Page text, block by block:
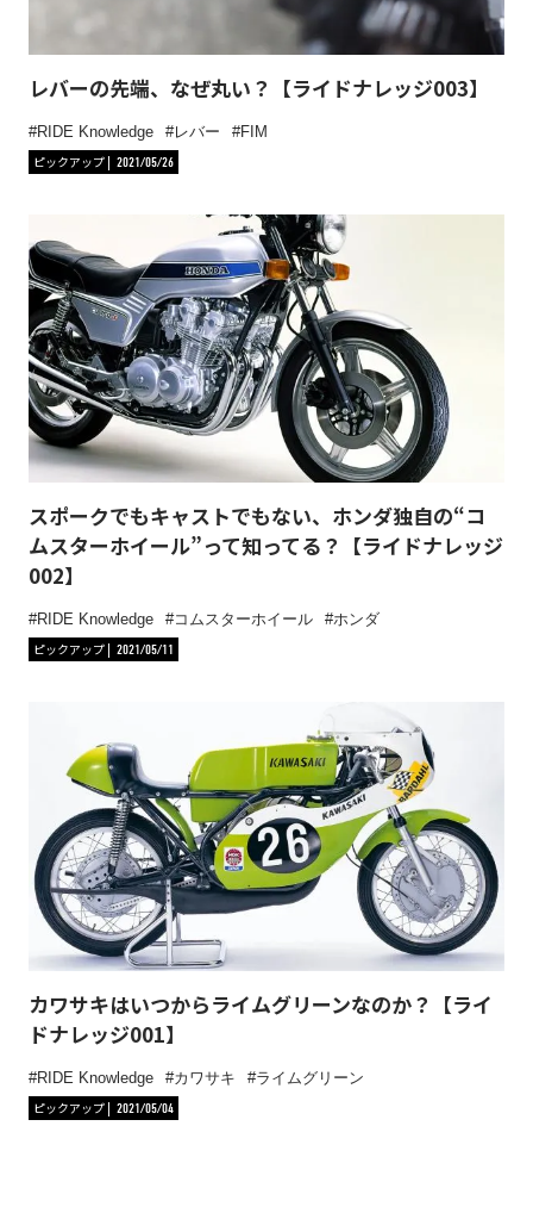
レバーの先端、なぜ丸い？【ライドナレッジ003】
RIDE Knowledge レバー
FIM
ピックアップ
2021/05/26
スポークでもキャストでもない、ホンダ独自の“コ
ムスターホイール”って知ってる？【ライドナレッジ
002】
RIDE Knowledge コムスターホイール
ホンダ
ピックアップ
2021/05/11
カワサキはいつからライムグリーンなのか？【ライ
ドナレッジ001】
RIDE Knowledge カワサキ
ライムグリーン
ピックアップ
2021/05/04